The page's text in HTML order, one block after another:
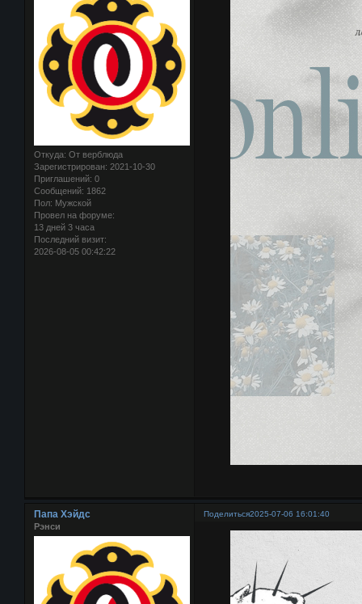
Откуда: От верблюда
Зарегистрирован: 2021-10-30
Приглашений: 0
Сообщений: 1862
Пол: Мужской
Провел на форуме:
13 дней 3 часа
Последний визит:
2026-08-05 00:42:22
Поделиться2025-07-06 16:01:40
Папа Хэйдс
Рэнси